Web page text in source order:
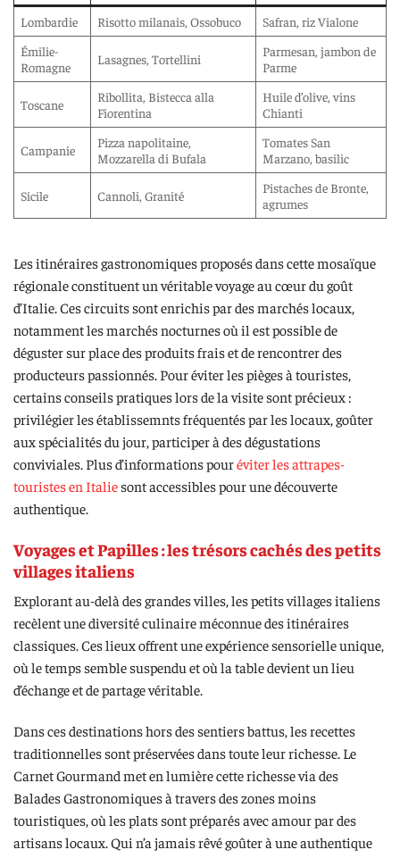
Lombardie
Risotto milanais, Ossobuco
Safran, riz Vialone
Émilie-
Romagne
Lasagnes, Tortellini
Parmesan, jambon de
Parme
Toscane
Ribollita, Bistecca alla
Fiorentina
Huile d’olive, vins
Chianti
Campanie
Pizza napolitaine,
Mozzarella di Bufala
Tomates San
Marzano, basilic
Sicile Cannoli, Granité
Pistaches de Bronte,
agrumes
Les itinéraires gastronomiques proposés dans cette mosaïque
régionale constituent un véritable voyage au cœur du goût
d’Italie. Ces circuits sont enrichis par des marchés locaux,
notamment les marchés nocturnes où il est possible de
déguster sur place des produits frais et de rencontrer des
producteurs passionnés. Pour éviter les pièges à touristes,
certains conseils pratiques lors de la visite sont précieux :
privilégier les établissemnts fréquentés par les locaux, goûter
aux spécialités du jour, participer à des dégustations
conviviales. Plus d’informations pouréviter les attrapes-
touristes en Italie sont accessibles pour une découverte
authentique.
Voyages et Papilles : les trésors cachés des petits
villages italiens
Explorant au-delà des grandes villes, les petits villages italiens
recèlent une diversité culinaire méconnue des itinéraires
classiques. Ces lieux offrent une expérience sensorielle unique,
où le temps semble suspendu et où la table devient un lieu
d’échange et de partage véritable.
Dans ces destinations hors des sentiers battus, les recettes
traditionnelles sont préservées dans toute leur richesse. Le
Carnet Gourmand met en lumière cette richesse via des
Balades Gastronomiques à travers des zones moins
touristiques, où les plats sont préparés avec amour par des
artisans locaux. Qui n’a jamais rêvé goûter à une authentique